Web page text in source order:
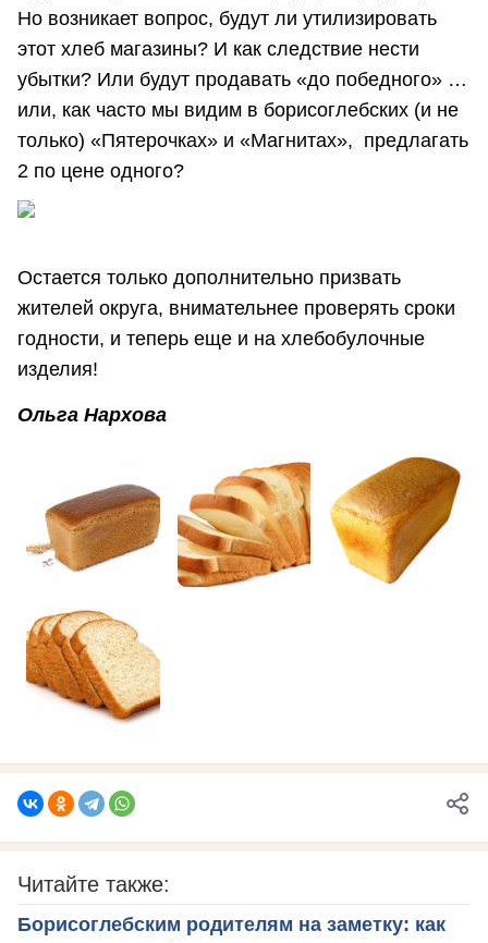
Но возникает вопрос, будут ли утилизировать
этот хлеб магазины? И как следствие нести
убытки? Или будут продавать «до победного» …
или, как часто мы видим в борисоглебских (и не
только) «Пятерочках» и «Магнитах», предлагать
2 по цене одного?
Остается только дополнительно призвать
жителей округа, внимательнее проверять сроки
годности, и теперь еще и на хлебобулочные
изделия!
Ольга Нархова
Читайте также:
Борисоглебским родителям на заметку: как